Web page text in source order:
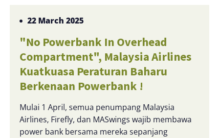
22 March 2025
"No Powerbank In Overhead
Compartment", Malaysia Airlines
Kuatkuasa Peraturan Baharu
Berkenaan Powerbank !
Mulai 1 April, semua penumpang Malaysia
Airlines, Firefly, dan MASwings wajib membawa
power bank bersama mereka sepanjang